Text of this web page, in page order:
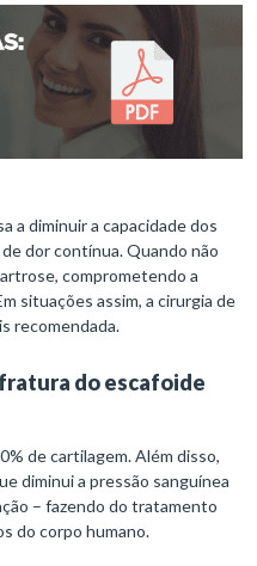
a diminuir a capacidade dos
dor contínua. Quando não
comprometendo a
situações assim, a cirurgia de
recomendada.
do escafoide
de cartilagem. Além disso,
diminui a pressão sanguínea
– fazendo do tratamento
do corpo humano.